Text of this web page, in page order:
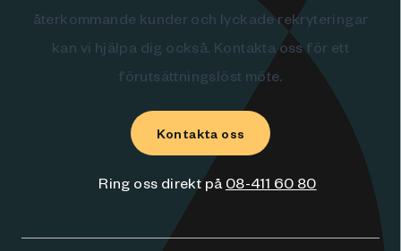
återkommande kunder och lyckade rekryteringar
kan vi hjälpa dig också. Kontakta oss för ett
förutsättningslöst möte.
Kontakta oss
Ring oss direkt på 08-411 60 80